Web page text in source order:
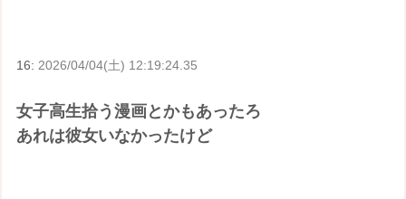
16: 2026/04/04(土) 12:19:24.35
女子高生拾う漫画とかもあったろ
あれは彼女いなかったけど